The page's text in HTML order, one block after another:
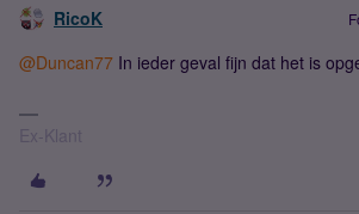
RicoK
@Duncan77 In ieder geval fijn dat het is
Ex-Klant